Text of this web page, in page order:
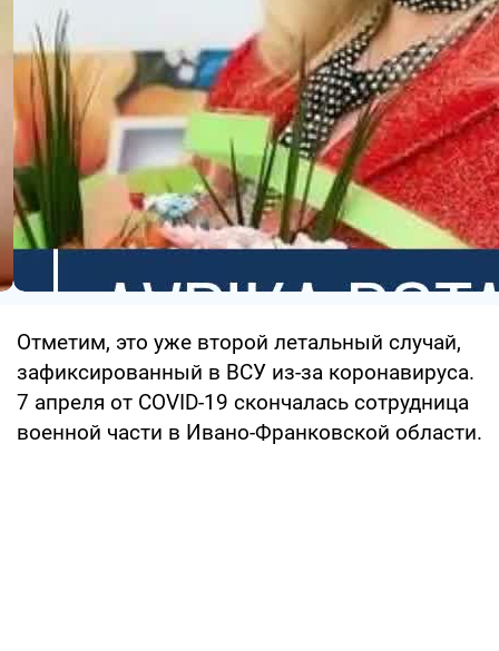
Отметим, это уже второй летальный случай,
зафиксированный в ВСУ из-за коронавируса.
7 апреля от COVID-19 скончалась сотрудница
военной части в Ивано-Франковской области.